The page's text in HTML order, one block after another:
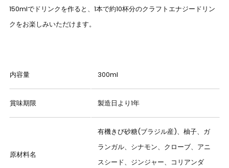
150mlでドリンクを作ると、1本で約10杯分のクラフトエナジードリン
クをお楽しみいただけます。
内容量 300ml
賞味期限 製造日より1年
原材料名
有機きび砂糖(ブラジル産)、柚子、ガ
ランガル、シナモン、クローブ、アニ
スシード、ジンジャー、コリアンダ